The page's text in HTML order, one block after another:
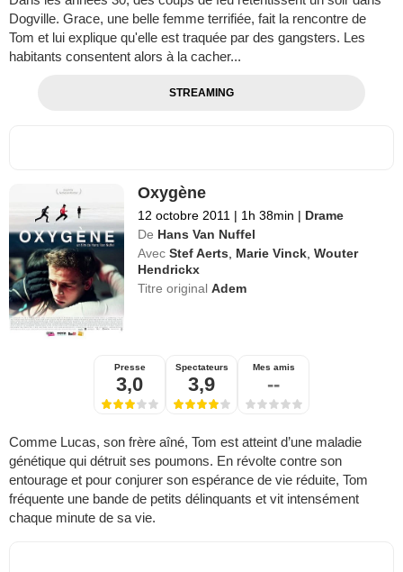
Dogville. Grace, une belle femme terrifiée, fait la rencontre de
Tom et lui explique qu'elle est traquée par des gangsters. Les
habitants consentent alors à la cacher...
STREAMING
Oxygène
12 octobre 2011 | 1h 38min | Drame
De Hans Van Nuffel
Avec Stef Aerts Marie Vinck ,Wouter
Hendrickx
Titre originalAdem
Presse
3,0
Spectateurs
3,9
Mes amis
--
Comme Lucas, son frère aîné, Tom est atteint d’une maladie
génétique qui détruit ses poumons. En révolte contre son
entourage et pour conjurer son espérance de vie réduite, Tom
fréquente une bande de petits délinquants et vit intensément
chaque minute de sa vie.